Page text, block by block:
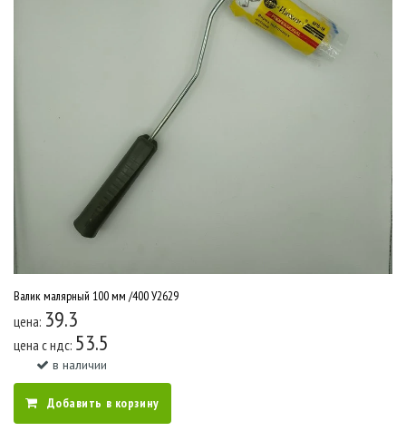
Валик малярный 100 мм /400 У2629
цена: 39.3
цена c ндс: 53.5
в наличии
Добавить в корзину